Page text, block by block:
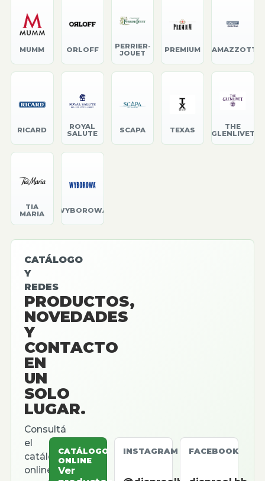
MUMM ORLOFF
PERRIER-
JOUET
PREMIUM RAMAZZOTTI
RICARD
ROYAL
SALUTE
SCAPA TEXAS
THE
GLENLIVET
TIA
MARIA
WYBOROWA
CATÁLOGO
Y
REDES
PRODUCTOS,
NOVEDADES
Y
CONTACTO
EN
UN
SOLO
LUGAR.
Consultá
el
catálogo
online,
CATÁLOGO
ONLINE
Ver
INSTAGRAM FACEBOOK